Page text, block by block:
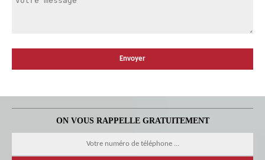
ON VOUS RAPPELLE GRATUITEMENT